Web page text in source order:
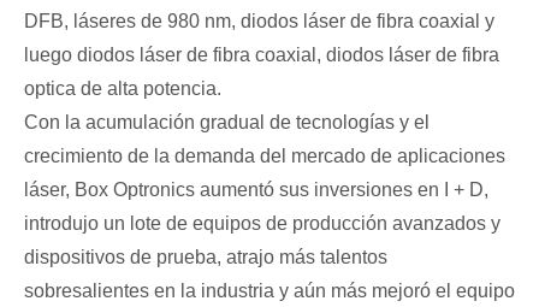
DFB, láseres de 980 nm, diodos láser de fibra coaxial y
luego diodos láser de fibra coaxial, diodos láser de fibra
optica de alta potencia.
Con la acumulación gradual de tecnologías y el
crecimiento de la demanda del mercado de aplicaciones
láser, Box Optronics aumentó sus inversiones en I + D,
introdujo un lote de equipos de producción avanzados y
dispositivos de prueba, atrajo más talentos
sobresalientes en la industria y aún más mejoró el equipo